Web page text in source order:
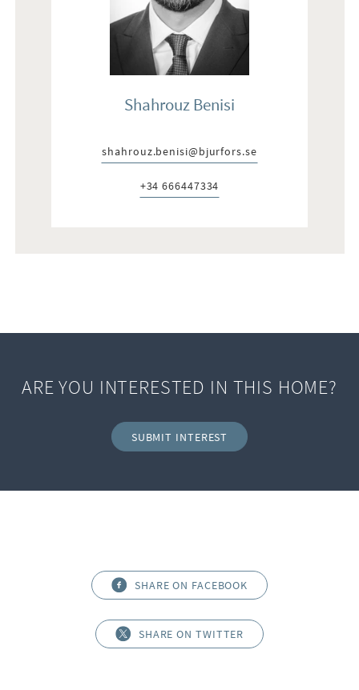
Shahrouz Benisi
E-post:
shahrouz.benisi@bjurfors.se
Telefon:
+34 666447334
ARE YOU INTERESTED IN THIS HOME?
SUBMIT INTEREST
SHARE ON FACEBOOK
SHARE ON TWITTER